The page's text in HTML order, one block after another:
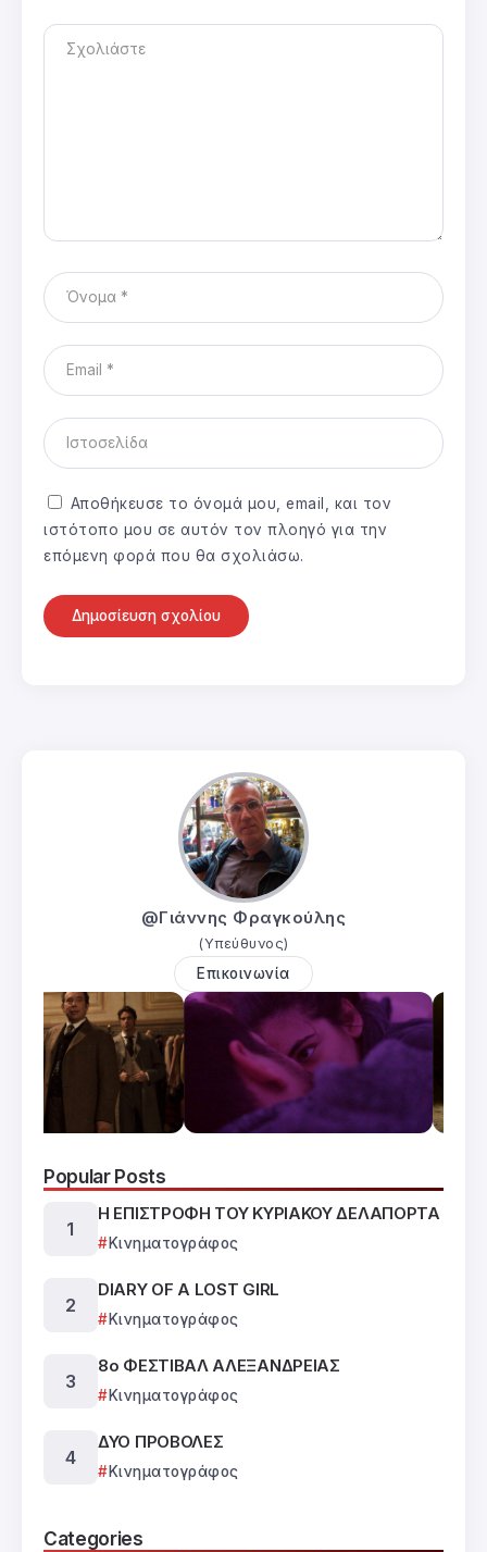
Αποθήκευσε το όνομά μου, email, και τον
ιστότοπο μου σε αυτόν τον πλοηγό για την
επόμενη φορά που θα σχολιάσω.
@Γιάννης Φραγκούλης
(Υπεύθυνος)
Επικοινωνία
Popular Posts
Η ΕΠΙΣΤΡΟΦΗ ΤΟΥ ΚΥΡΙΑΚΟΥ ΔΕΛΑΠΟΡΤΑ
Κινηματογράφος
DIARY OF A LOST GIRL
Κινηματογράφος
8ο ΦΕΣΤΙΒΑΛ ΑΛΕΞΑΝΔΡΕΙΑΣ
Κινηματογράφος
ΔΥΟ ΠΡΟΒΟΛΕΣ
Κινηματογράφος
Categories